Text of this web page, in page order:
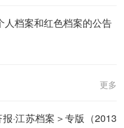
人档案和红色档案的公告
更多
·江苏档案＞专版（2013